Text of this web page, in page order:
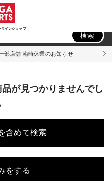
ラインショップ
検索
部店舗 臨時休業のお知らせ
が見つかりませんでし
含めて検索
をする